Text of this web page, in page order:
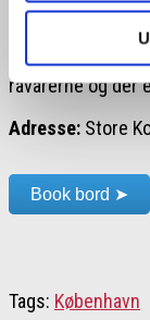
Her kan man til
søndag i
eksperimenter.
råvarerne og der
Adresse: Store
Book bord ➤
Tags: København